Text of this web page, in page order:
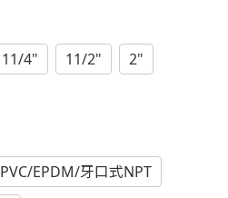
11/4" 11/2"
2"
PVC/EPDM/牙口式NPT